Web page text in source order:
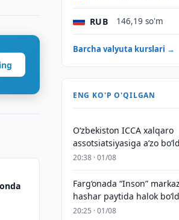
RUB 146,19 so'm
Barcha valyuta kurslari →
ENG KO'P O'QILGAN
O‘zbekiston ICCA xalqaro
assotsiatsiyasiga aʼzo
20:38 · 01/08
Farg‘onada “Inson”
hashar paytida halok
20:25 · 01/08